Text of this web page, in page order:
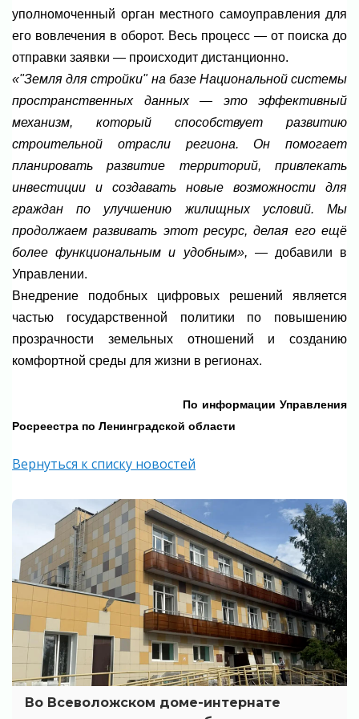
уполномоченный орган местного самоуправления для
его вовлечения в оборот. Весь процесс — от поиска до
отправки заявки — происходит дистанционно.
«"Земля для стройки" на базе Национальной системы
пространственных данных — это эффективный
механизм, который способствует развитию
строительной отрасли региона. Он помогает
планировать развитие территорий, привлекать
инвестиции и создавать новые возможности для
граждан по улучшению жилищных условий. Мы
продолжаем развивать этот ресурс, делая его ещё
более функциональным и удобным», — добавили в
Управлении.
Внедрение подобных цифровых решений является
частью государственной политики по повышению
прозрачности земельных отношений и созданию
комфортной среды для жизни в регионах.
По информации Управления
Росреестра по Ленинградской области
Вернуться к списку новостей
Во Всеволожском доме-интернате